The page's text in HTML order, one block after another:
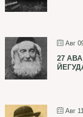
Авг
27
Авг